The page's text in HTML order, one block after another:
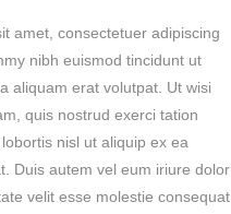
amet, consectetuer adipiscing
nibh euismod tincidunt ut
aliquam erat volutpat. Ut wisi
quis nostrud exerci tation
nisl ut aliquip ex ea
Duis autem vel eum iriure dolor
velit esse molestie consequat